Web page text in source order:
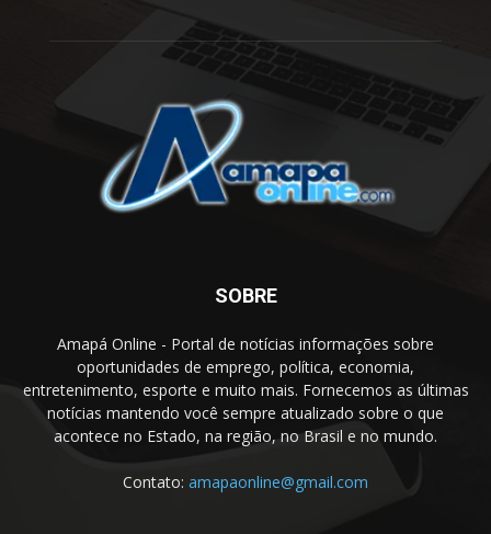
SOBRE
Amapá Online - Portal de notícias informações sobre
oportunidades de emprego, política, economia,
entretenimento, esporte e muito mais. Fornecemos as últimas
notícias mantendo você sempre atualizado sobre o que
acontece no Estado, na região, no Brasil e no mundo.
Contato: amapaonline@gmail.com